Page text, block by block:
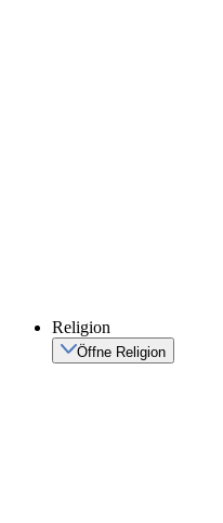
Religion
Öffne Religion